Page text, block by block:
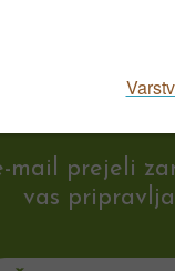
mail prejeli
vas